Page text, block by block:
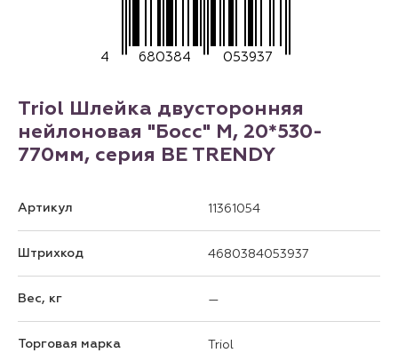
4 680384 053937
Triol Шлейка двусторонняя
нейлоновая "Босс" M, 20*530-
770мм, серия BE TRENDY
Артикул 11361054
Штрихкод 4680384053937
Вес, кг —
Торговая марка Triol